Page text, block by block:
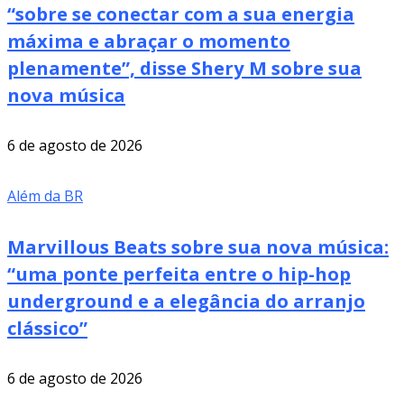
“sobre se conectar com a sua energia
máxima e abraçar o momento
plenamente”, disse Shery M sobre sua
nova música
6 de agosto de 2026
Além da BR
Marvillous Beats sobre sua nova música:
“uma ponte perfeita entre o hip-hop
underground e a elegância do arranjo
clássico”
6 de agosto de 2026